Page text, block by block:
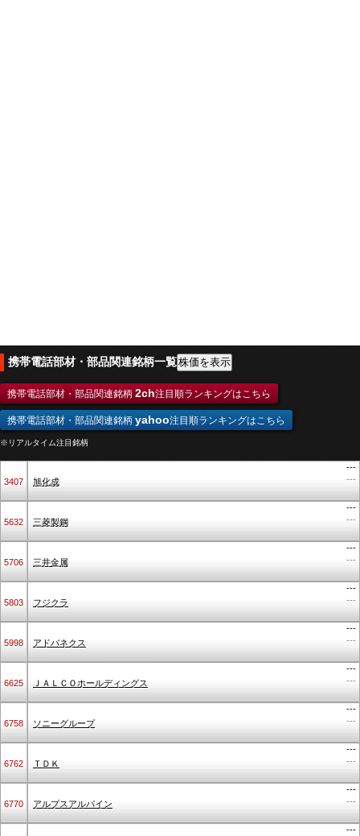
携帯電話部材・部品関連銘柄一覧
携帯電話部材・部品関連銘柄 2ch注目順ランキングはこちら
携帯電話部材・部品関連銘柄 yahoo注目順ランキングはこちら
※リアルタイム注目銘柄
3407 旭化成
---
---
5632 三菱製鋼
---
---
5706 三井金属
---
---
5803 フジクラ
---
---
5998 アドバネクス
---
---
6625 ＪＡＬＣＯホールディングス
---
---
6758 ソニーグループ
---
---
6762 ＴＤＫ
---
---
6770 アルプスアルパイン
---
---
---